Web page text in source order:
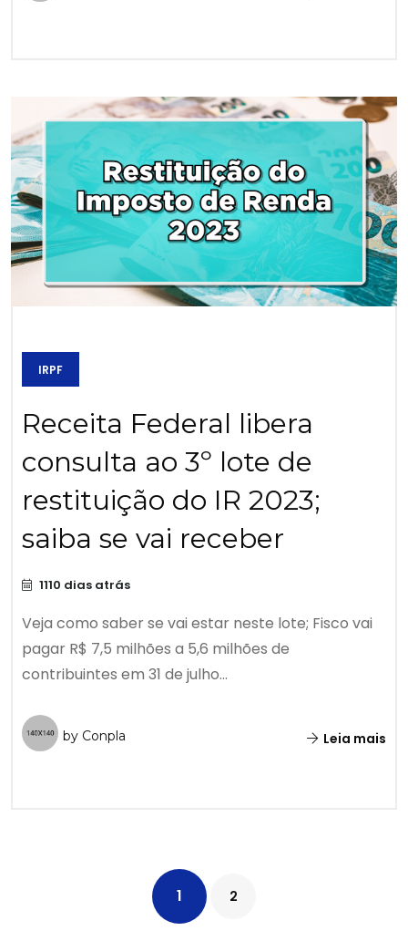
IRPF
Receita Federal libera
consulta ao 3º lote de
restituição do IR 2023;
saiba se vai receber
1110 dias atrás
Veja como saber se vai estar neste lote; Fisco vai
pagar R$ 7,5 milhões a 5,6 milhões de
contribuintes em 31 de julho...
by Conpla Leia mais
1 2